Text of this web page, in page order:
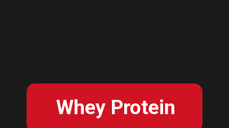
Whey Protein